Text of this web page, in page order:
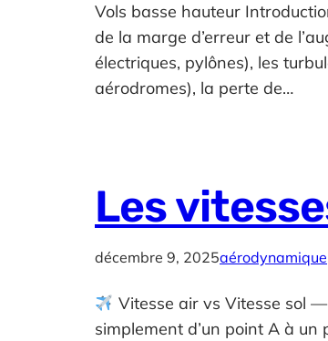
Vols basse hauteur
de la marge d’erreur et de
électriques, pylônes), les
aérodromes), la perte de…
Les
décembre 9, 2025aérodynamique
Vitesse air vs Vitesse sol
simplement d’un point A à un